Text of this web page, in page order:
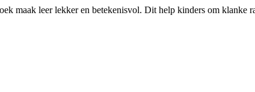
maak leer lekker en betekenisvol. Dit help kinders om klanke